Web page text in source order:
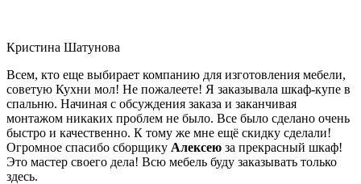
Кристина Шатунова
Всем, кто еще выбирает компанию для изготовления мебели,
советую Кухни мол! Не пожалеете! Я заказывала шкаф-купе в
спальню. Начиная с обсуждения заказа и заканчивая
монтажом никаких проблем не было. Все было сделано очень
быстро и качественно. К тому же мне ещё скидку сделали!
Огромное спасибо сборщику Алексею за прекрасный шкаф!
Это мастер своего дела! Всю мебель буду заказывать только
здесь.